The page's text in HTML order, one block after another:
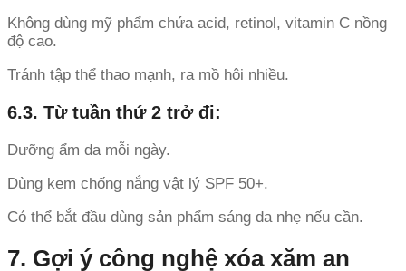
Không dùng mỹ phẩm chứa acid, retinol, vitamin C nồng
độ cao.
Tránh tập thể thao mạnh, ra mồ hôi nhiều.
6.3. Từ tuần thứ 2 trở đi:
Dưỡng ẩm da mỗi ngày.
Dùng kem chống nắng vật lý SPF 50+.
Có thể bắt đầu dùng sản phẩm sáng da nhẹ nếu cần.
7. Gợi ý công nghệ xóa xăm an